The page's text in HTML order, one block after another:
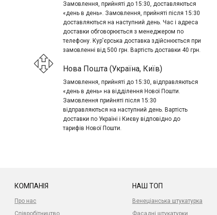
Замовлення, прийняті до 15:30, доставляються
«день в день». Замовлення, прийняті після 15:30
доставляються на наступний день. Час і адреса
доставки обговорюється з менеджером по
телефону. Кур'єрська доставка здійснюється при
замовленні від 500 грн. Вартість доставки 40 грн.
Нова Пошта (Україна, Київ)
Замовлення, прийняті до 15:30, відправляються
«день в день» на відділення Нової Пошти.
Замовлення прийняті після 15:30
відправляються на наступний день. Вартість
доставки по Україні і Києву відповідно до
тарифів Нової Пошти.
КОМПАНІЯ
Про нас
НАШ ТОП
Венеціанська штукатурка